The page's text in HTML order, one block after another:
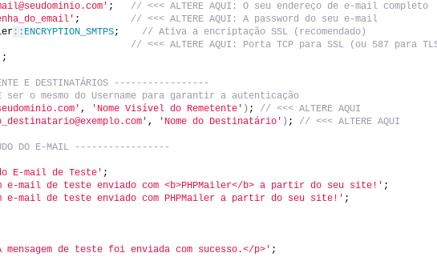
; // <<< ALTERE AQUI: O seu endereço de e-mail completo
; // <<< ALTERE AQUI: A password do seu e-mail
:: ENCRYPTION_SMTPS; // Ativa a encriptação SSL (recomendado)
// <<< ALTERE AQUI: Porta TCP para SSL (ou 587 para
;
E DESTINATÁRIOS -----------------
ser o mesmo do Username para garantir a autenticação
, 'Nome Visível do Remetente' ) ; // <<< ALTERE AQUI
, 'Nome do Destinatário' ) ; // <<< ALTERE AQUI
DO E-MAIL -----------------
E-mail de Teste' ;
e-mail de teste enviado com <b>PHPMailer</b> a partir do seu site!' ;
e-mail de teste enviado com PHPMailer a partir do seu site!' ;
mensagem de teste foi enviada com sucesso.</p>' ;